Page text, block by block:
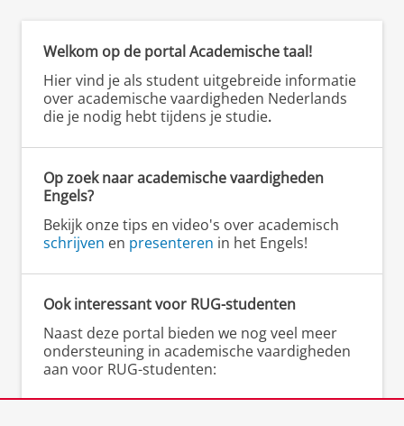
Welkom op de portal Academische taal!
Hier vind je als student uitgebreide informatie
over academische vaardigheden Nederlands
die je nodig hebt tijdens je studie.
Op zoek naar academische vaardigheden
Engels?
Bekijk onze tips en video's over academisch
schrijven en presenteren in het Engels!
Ook interessant voor RUG-studenten
Naast deze portal bieden we nog veel meer
ondersteuning in academische vaardigheden
aan voor RUG-studenten:
▸Gratis schrijfcoachingbij het Schrijfcentrum